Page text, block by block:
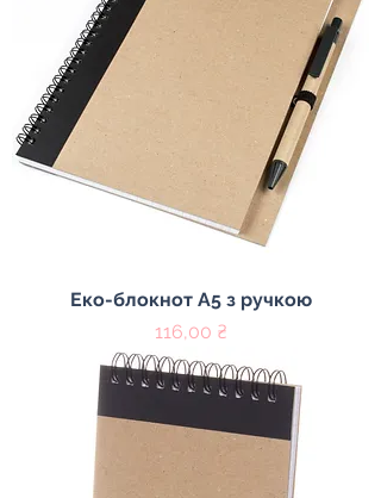
Еко-блокнот А5 з ручкою
Цена
116,00 ₴